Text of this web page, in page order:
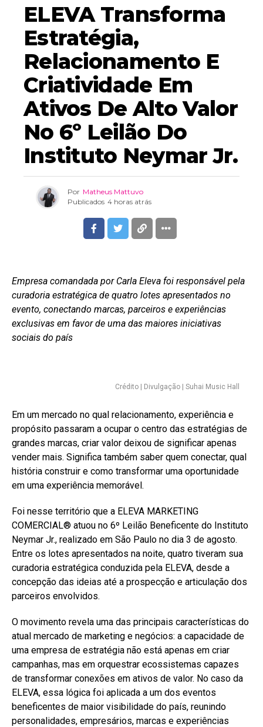
ELEVA Transforma
Estratégia,
Relacionamento E
Criatividade Em
Ativos De Alto Valor
No 6º Leilão Do
Instituto Neymar Jr.
Por Matheus Mattuvo
Publicados 4 horas atrás
Empresa comandada por Carla Eleva foi responsável pela
curadoria estratégica de quatro lotes apresentados no
evento, conectando marcas, parceiros e experiências
exclusivas em favor de uma das maiores iniciativas
sociais do país
Crédito | Divulgação | Suhai Music Hall
Em um mercado no qual relacionamento, experiência e
propósito passaram a ocupar o centro das estratégias de
grandes marcas, criar valor deixou de significar apenas
vender mais. Significa também saber quem conectar, qual
história construir e como transformar uma oportunidade
em uma experiência memorável.
Foi nesse território que a ELEVA MARKETING
COMERCIAL®️ atuou no 6º Leilão Beneficente do Instituto
Neymar Jr., realizado em São Paulo no dia 3 de agosto.
Entre os lotes apresentados na noite, quatro tiveram sua
curadoria estratégica conduzida pela ELEVA, desde a
concepção das ideias até a prospecção e articulação dos
parceiros envolvidos.
O movimento revela uma das principais características do
atual mercado de marketing e negócios: a capacidade de
uma empresa de estratégia não está apenas em criar
campanhas, mas em orquestrar ecossistemas capazes
de transformar conexões em ativos de valor. No caso da
ELEVA, essa lógica foi aplicada a um dos eventos
beneficentes de maior visibilidade do país, reunindo
personalidades, empresários, marcas e experiências